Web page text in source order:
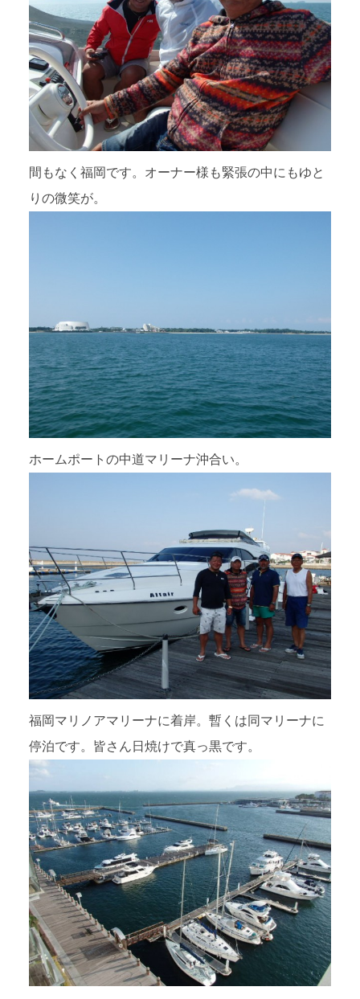
間もなく福岡です。オーナー様も緊張の中にもゆと
りの微笑が。
ホームポートの中道マリーナ沖合い。
福岡マリノアマリーナに着岸。暫くは同マリーナに
停泊です。皆さん日焼けで真っ黒です。